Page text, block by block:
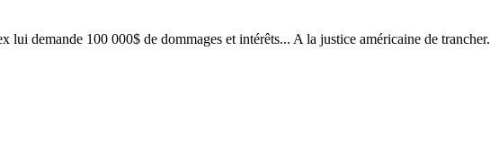
lui demande 100 000$ de dommages et intérêts... A la justice américaine de trancher.